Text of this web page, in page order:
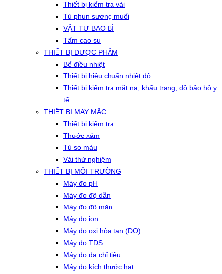
Thiết bị kiểm tra vải
Tủ phun sương muối
VẬT TƯ BAO BÌ
Tấm cao su
THIẾT BỊ DƯỢC PHẨM
Bể điều nhiệt
Thiết bị hiệu chuẩn nhiệt độ
Thiết bị kiểm tra mặt nạ, khẩu trang, đồ bảo hộ y
tế
THIẾT BỊ MAY MẶC
Thiết bị kiểm tra
Thước xám
Tủ so màu
Vải thử nghiệm
THIẾT BỊ MÔI TRƯỜNG
Máy đo pH
Máy đo độ dẫn
Máy đo độ mặn
Máy đo ion
Máy đo oxi hòa tan (DO)
Máy đo TDS
Máy đo đa chỉ tiêu
Máy đo kích thước hạt